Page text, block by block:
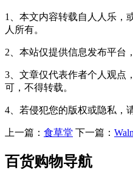
1、本文内容转载自人人乐，
人所有。
2、本站仅提供信息发布平台
3、文章仅代表作者个人观点
可，不得转载。
4、若侵犯您的版权或隐私，
上一篇： 食草堂 下一篇：
百货购物导航